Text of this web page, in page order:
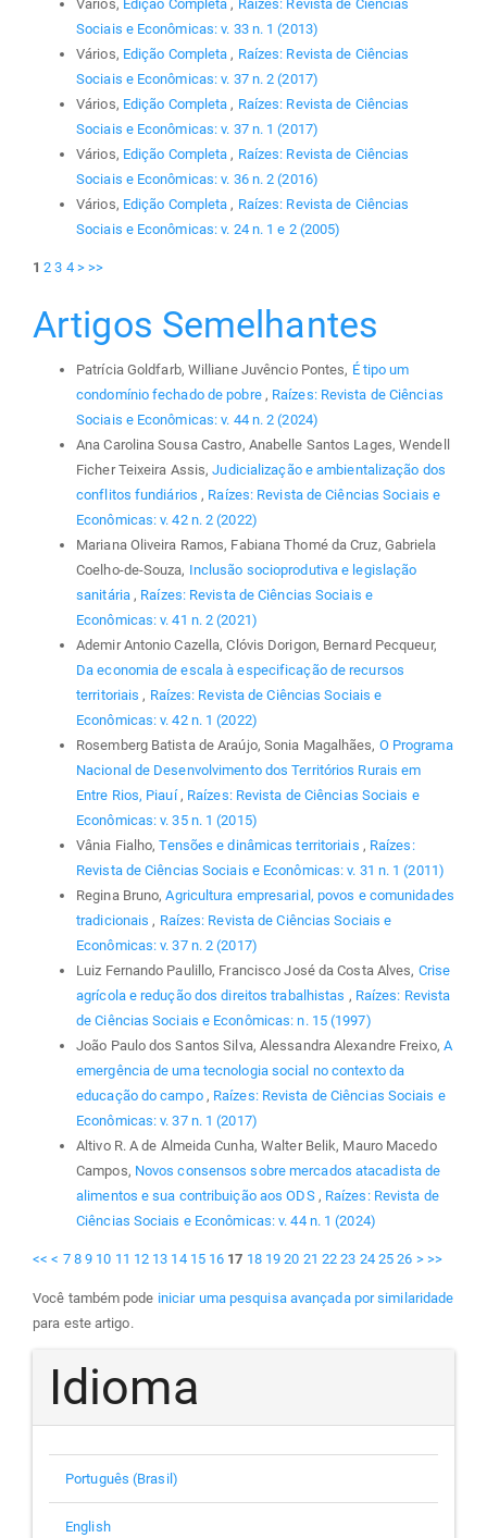
Vários, Edição Completa, Raízes: Revista de Ciências
Sociais e Econômicas: v. 33 n. 1 (2013)
Vários, Edição Completa, Raízes: Revista de Ciências
Sociais e Econômicas: v. 37 n. 2 (2017)
Vários, Edição Completa, Raízes: Revista de Ciências
Sociais e Econômicas: v. 37 n. 1 (2017)
Vários, Edição Completa, Raízes: Revista de Ciências
Sociais e Econômicas: v. 36 n. 2 (2016)
Vários, Edição Completa, Raízes: Revista de Ciências
Sociais e Econômicas: v. 24 n. 1 e 2 (2005)
1 2 3 4 > >>
Artigos Semelhantes
Patrícia Goldfarb, Williane Juvêncio Pontes, É tipo um
condomínio fechado de pobre , Raízes: Revista de Ciências
Sociais e Econômicas: v. 44 n. 2 (2024)
Ana Carolina Sousa Castro, Anabelle Santos Lages, Wendell
Ficher Teixeira Assis,Judicialização e ambientalização dos
conflitos fundiários, Raízes: Revista de Ciências Sociais e
Econômicas: v. 42 n. 2 (2022)
Mariana Oliveira Ramos, Fabiana Thomé da Cruz, Gabriela
Coelho-de-Souza, Inclusão socioprodutiva e legislação
sanitária , Raízes: Revista de Ciências Sociais e
Econômicas: v. 41 n. 2 (2021)
Ademir Antonio Cazella, Clóvis Dorigon, Bernard Pecqueur,
Da economia de escala à especificação de recursos
territoriais, Raízes: Revista de Ciências Sociais e
Econômicas: v. 42 n. 1 (2022)
Rosemberg Batista de Araújo, Sonia Magalhães, O Programa
Nacional de Desenvolvimento dos Territórios Rurais em
Entre Rios, Piauí, Raízes: Revista de Ciências Sociais e
Econômicas: v. 35 n. 1 (2015)
Vânia Fialho,Tensões e dinâmicas territoriais , Raízes:
Revista de Ciências Sociais e Econômicas: v. 31 n. 1 (2011)
Regina Bruno,Agricultura empresarial, povos e comunidades
tradicionais, Raízes: Revista de Ciências Sociais e
Econômicas: v. 37 n. 2 (2017)
Luiz Fernando Paulillo, Francisco José da Costa Alves, Crise
agrícola e redução dos direitos trabalhistas , Raízes: Revista
de Ciências Sociais e Econômicas: n. 15 (1997)
João Paulo dos Santos Silva, Alessandra Alexandre Freixo, A
emergência de uma tecnologia social no contexto da
educação do campo , Raízes: Revista de Ciências Sociais e
Econômicas: v. 37 n. 1 (2017)
Altivo R. A de Almeida Cunha, Walter Belik, Mauro Macedo
Campos, Novos consensos sobre mercados atacadista de
alimentos e sua contribuição aos ODS , Raízes: Revista de
Ciências Sociais e Econômicas: v. 44 n. 1 (2024)
<< < 7 8 9 10 11 12 13 14 15 16 17 18 19 20 21 22 23 24 25 26 > >>
Você também pode iniciar uma pesquisa avançada por similaridade
para este artigo.
Idioma
Português (Brasil)
English